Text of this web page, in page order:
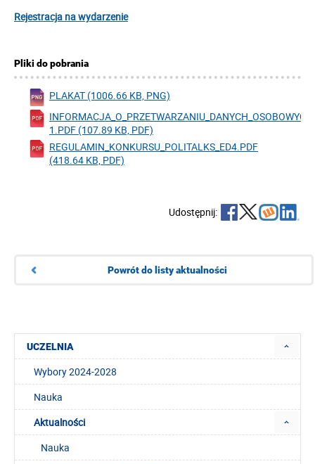
Rejestracja na wydarzenie
Pliki do pobrania
PLAKAT (1006.66 KB, PNG)
INFORMACJA_O_PRZETWARZANIU_DANYCH_OSOBOWYCH-
1.PDF (107.89 KB, PDF)
REGULAMIN_KONKURSU_POLITALKS_ED4.PDF
(418.64 KB, PDF)
Udostępnij:
Powrót do listy aktualności
UCZELNIA
Wybory 2024-2028
Nauka
Aktualności
Nauka